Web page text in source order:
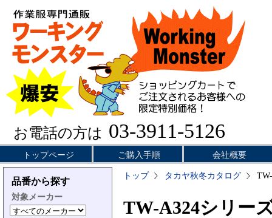
お電話の方は 03-3911-5126
トップページ ご購入手順 会社概要
品番から探す
対象メーカー
トップ タカヤ秋冬カタログ
TW-A324シリー